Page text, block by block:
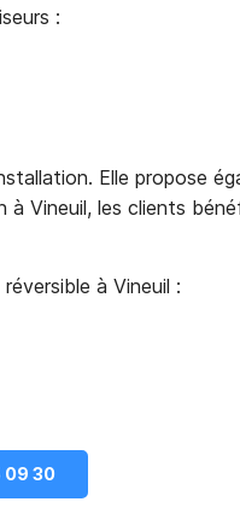
:
Elle propose
Vineuil, les clients
à Vineuil :
09 30